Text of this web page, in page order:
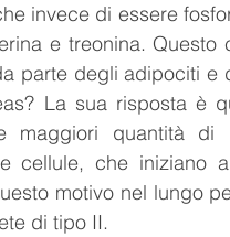
invece di essere
e treonina. Questo
parte degli adipociti e
La sua risposta è
maggiori quantità
cellule, che iniziano
motivo nel lungo
di tipo II.